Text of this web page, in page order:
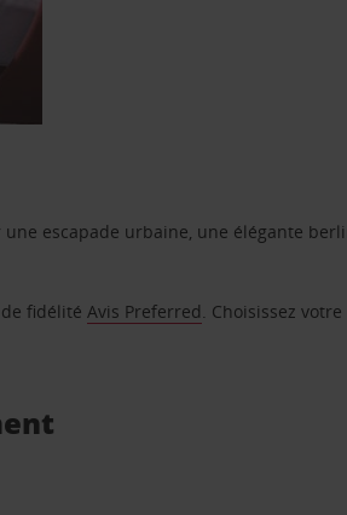
escapade urbaine, une élégante
de fidélitéAvis Preferred. Choisissez